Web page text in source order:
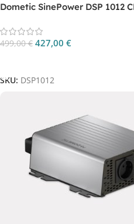
Dometic SinePower DSP 1012
499,00€ 427,00 €
SKU: DSP1012